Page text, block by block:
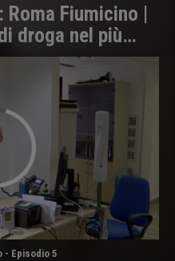
Fiumicino |
droga nel più
- Episodio 5